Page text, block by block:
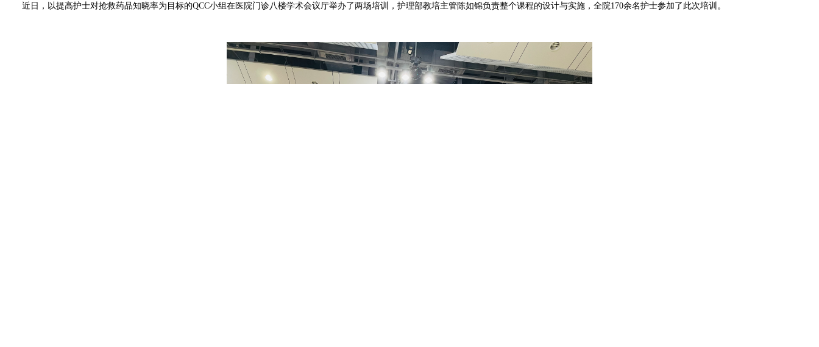
近日，以提高护士对抢救药品知晓率为目标的QCC小组在医院门诊八楼学术会议厅举办了两场培训，护理部教培主管陈如锦负责整个课程的设计与实施，全院170余名护士参加了此次培训。